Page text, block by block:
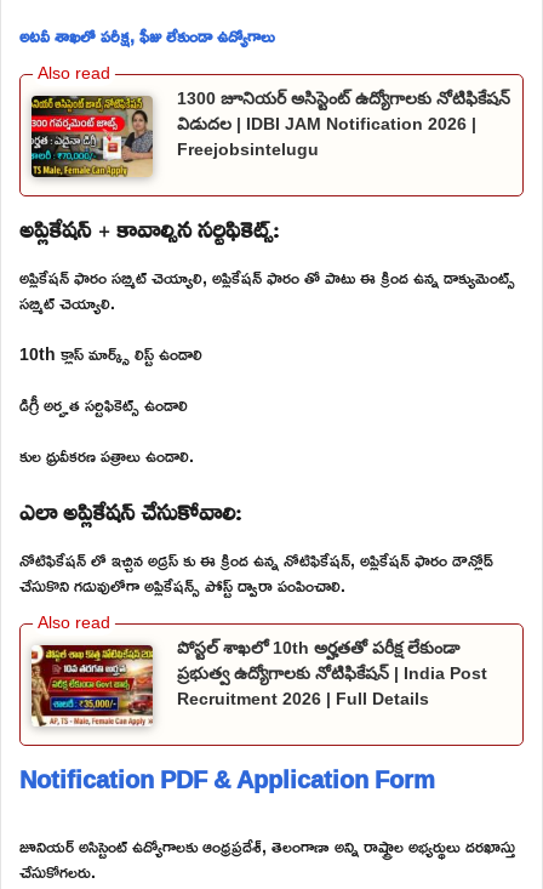
అటవీ శాఖలో పరీక్ష, ఫీజు లేకుండా ఉద్యోగాలు
1300 జూనియర్ అసిస్టెంట్ ఉద్యోగాలకు నోటిఫికేషన్
విడుదల | IDBI JAM Notification 2026 |
Freejobsintelugu
అప్లికేషన్ + కావాల్సిన సర్టిఫికెట్స్:
అప్లికేషన్ ఫారం సబ్మిట్ చెయ్యాలి, అప్లికేషన్ ఫారం తో పాటు ఈ క్రింద ఉన్న డాక్యుమెంట్స్
సబ్మిట్ చెయ్యాలి.
10th క్లాస్ మార్క్స్ లిస్ట్ ఉండాలి
డిగ్రీ అర్హత సర్టిఫికెట్స్ ఉండాలి
కుల ధ్రువీకరణ పత్రాలు ఉండాలి.
ఎలా అప్లికేషన్ చేసుకోవాలి:
నోటిఫికేషన్ లో ఇచ్చిన అడ్రస్ కు ఈ క్రింద ఉన్న నోటిఫికేషన్, అప్లికేషన్ ఫారం డౌన్లోడ్
చేసుకొని గడువులోగా అప్లికేషన్స్ పోస్ట్ ద్వారా పంపించాలి.
పోస్టల్ శాఖలో 10th అర్హతతో పరీక్ష లేకుండా
ప్రభుత్వ ఉద్యోగాలకు నోటిఫికేషన్ | India Post
Recruitment 2026 | Full Details
Notification PDF & Application Form
జూనియర్ అసిస్టెంట్ ఉద్యోగాలకు ఆంధ్రప్రదేశ్, తెలంగాణా అన్ని రాష్ట్రాల అభ్యర్థులు దరఖాస్తు
చేసుకోగలరు.